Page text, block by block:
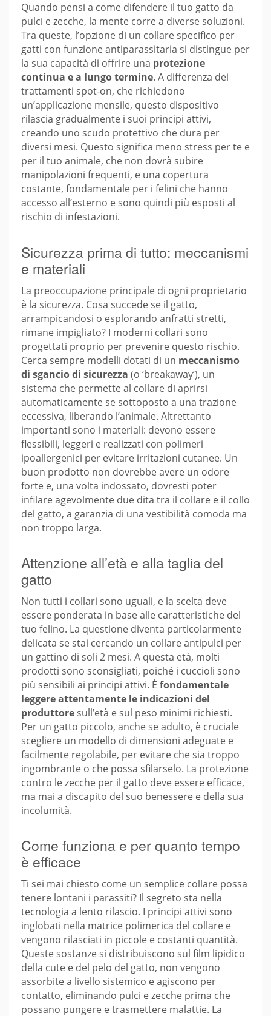
Quando pensi a come difendere il tuo gatto da
pulci e zecche, la mente corre a diverse soluzioni.
Tra queste, l’opzione di un collare specifico per
gatti con funzione antiparassitaria si distingue per
la sua capacità di offrire una protezione
continua e a lungo termine. A differenza dei
trattamenti spot-on, che richiedono
un’applicazione mensile, questo dispositivo
rilascia gradualmente i suoi principi attivi,
creando uno scudo protettivo che dura per
diversi mesi. Questo significa meno stress per te e
per il tuo animale, che non dovrà subire
manipolazioni frequenti, e una copertura
costante, fondamentale per i felini che hanno
accesso all’esterno e sono quindi più esposti al
rischio di infestazioni.
Sicurezza prima di tutto: meccanismi
e materiali
La preoccupazione principale di ogni proprietario
è la sicurezza. Cosa succede se il gatto,
arrampicandosi o esplorando anfratti stretti,
rimane impigliato? I moderni collari sono
progettati proprio per prevenire questo rischio.
Cerca sempre modelli dotati di un meccanismo
di sgancio di sicurezza (o ‘breakaway’), un
sistema che permette al collare di aprirsi
automaticamente se sottoposto a una trazione
eccessiva, liberando l’animale. Altrettanto
importanti sono i materiali: devono essere
flessibili, leggeri e realizzati con polimeri
ipoallergenici per evitare irritazioni cutanee. Un
buon prodotto non dovrebbe avere un odore
forte e, una volta indossato, dovresti poter
infilare agevolmente due dita tra il collare e il collo
del gatto, a garanzia di una vestibilità comoda ma
non troppo larga.
Attenzione all’età e alla taglia del
gatto
Non tutti i collari sono uguali, e la scelta deve
essere ponderata in base alle caratteristiche del
tuo felino. La questione diventa particolarmente
delicata se stai cercando un collare antipulci per
un gattino di soli 2 mesi. A questa età, molti
prodotti sono sconsigliati, poiché i cuccioli sono
più sensibili ai principi attivi. È fondamentale
leggere attentamente le indicazioni del
produttore sull’età e sul peso minimi richiesti.
Per un gatto piccolo, anche se adulto, è cruciale
scegliere un modello di dimensioni adeguate e
facilmente regolabile, per evitare che sia troppo
ingombrante o che possa sfilarselo. La protezione
contro le zecche per il gatto deve essere efficace,
ma mai a discapito del suo benessere e della sua
incolumità.
Come funziona e per quanto tempo
è efficace
Ti sei mai chiesto come un semplice collare possa
tenere lontani i parassiti? Il segreto sta nella
tecnologia a lento rilascio. I principi attivi sono
inglobati nella matrice polimerica del collare e
vengono rilasciati in piccole e costanti quantità.
Queste sostanze si distribuiscono sul film lipidico
della cute e del pelo del gatto, non vengono
assorbite a livello sistemico e agiscono per
contatto, eliminando pulci e zecche prima che
possano pungere e trasmettere malattie. La